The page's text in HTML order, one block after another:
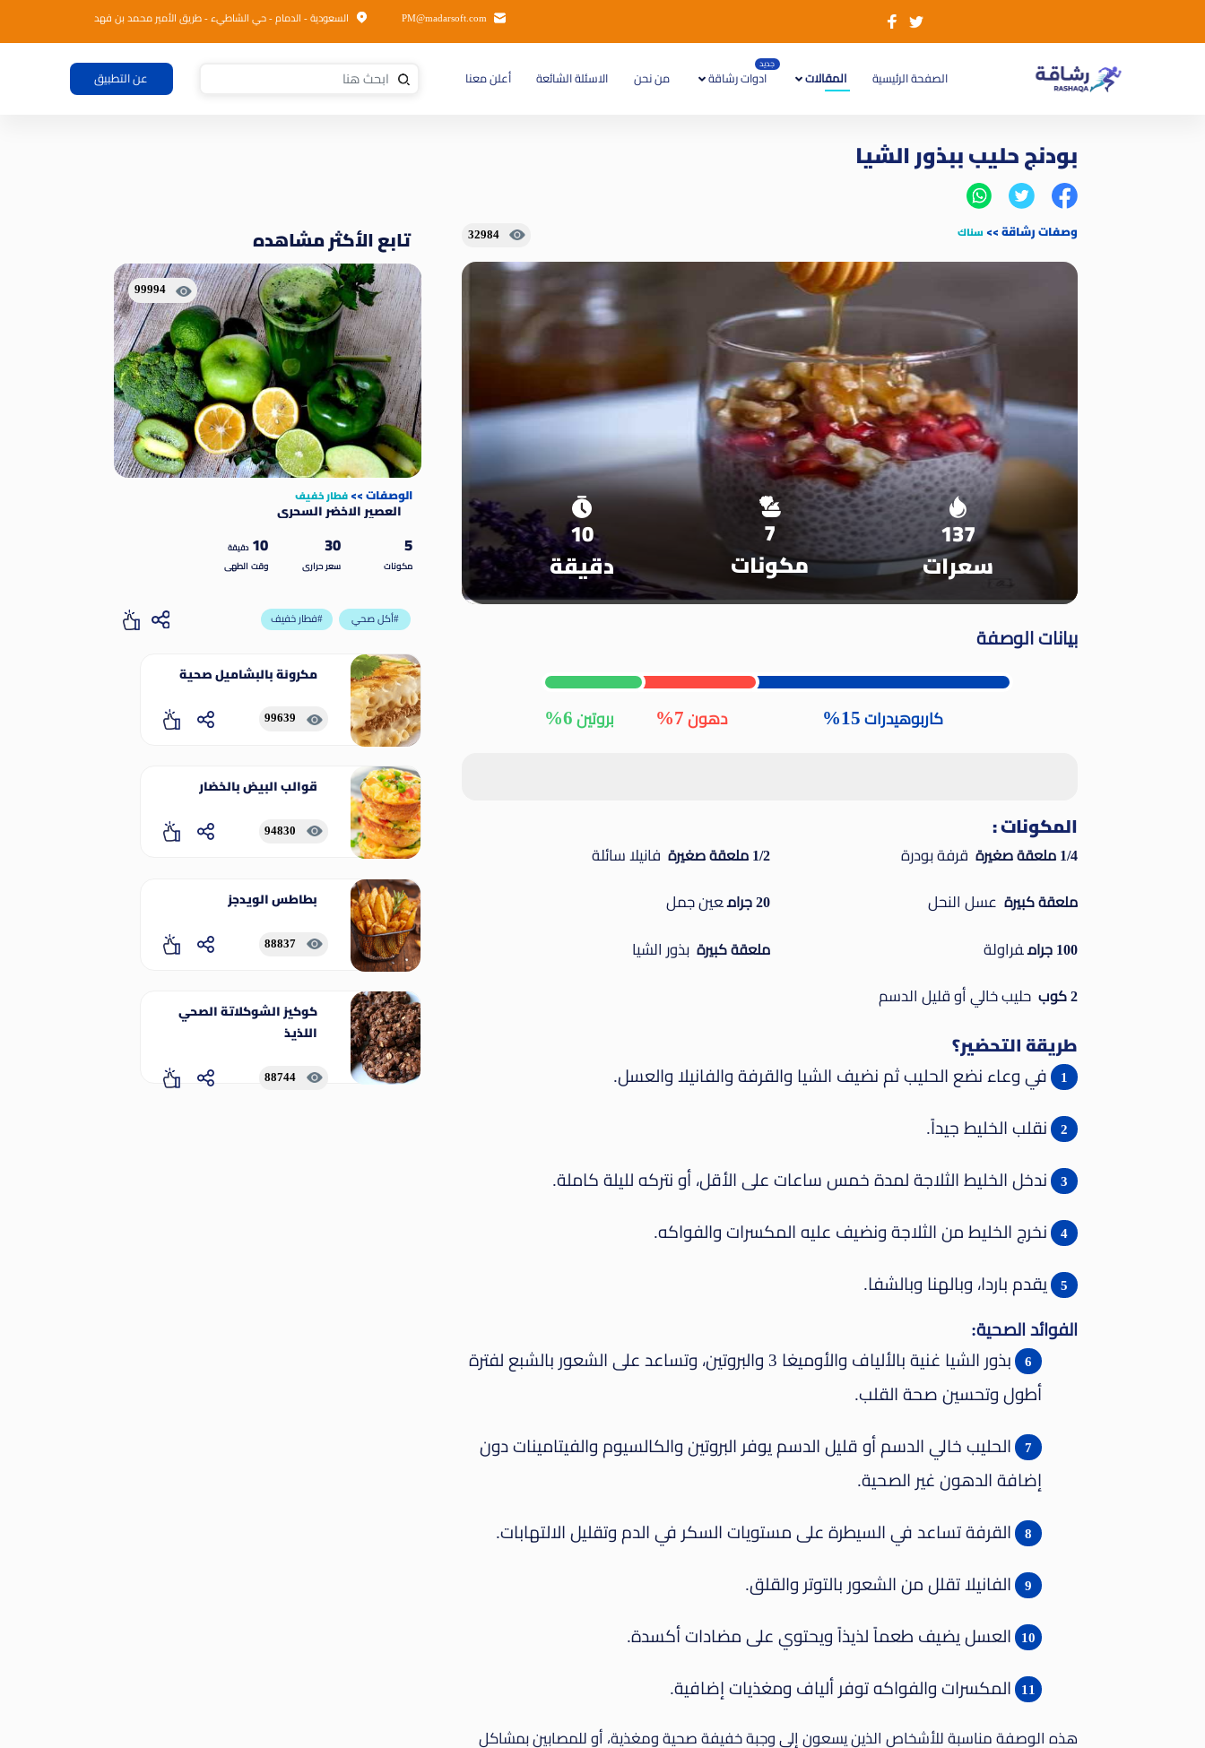
PM@madarsoft.com السعودية - الدمام - حي الشاطيء - طريق الأمير محمد بن فهد
الصفحة الرئيسية
(current) المقالات
جديد
ادوات رشاقة من نحن الاسئلة الشائعة أعلن معنا عن التطبيق
بودنج حليب ببذور الشيا
وصفات رشاقة>>سناك 32984
137
سعرات
7
مكونات
10
دقيقة
بيانات الوصفة
كاربوهيدرات 15% دهون 7% بروتين 6%
المكونات :
1/4 ملعقة صغيرة قرفة بودرة 1/2 ملعقة صغيرة فانيلا سائلة
ملعقة كبيرة عسل النحل 20 جرام عين جمل
100 جرام فراولة ملعقة كبيرة بذور الشيا
2 كوب حليب خالي أو قليل الدسم
طريقة التحضير؟
في وعاء نضع الحليب ثم نضيف الشيا والقرفة والفانيلا والعسل.
نقلب الخليط جيداً.
ندخل الخليط الثلاجة لمدة خمس ساعات على الأقل، أو نتركه لليلة كاملة.
نخرج الخليط من الثلاجة ونضيف عليه المكسرات والفواكه.
يقدم باردا، وبالهنا وبالشفا.
الفوائد الصحية:
بذور الشيا غنية بالألياف والأوميغا 3 والبروتين، وتساعد على الشعور بالشبع لفترة
أطول وتحسين صحة القلب.
الحليب خالي الدسم أو قليل الدسم يوفر البروتين والكالسيوم والفيتامينات دون
إضافة الدهون غير الصحية.
القرفة تساعد في السيطرة على مستويات السكر في الدم وتقليل الالتهابات.
الفانيلا تقلل من الشعور بالتوتر والقلق.
العسل يضيف طعماً لذيذاً ويحتوي على مضادات أكسدة.
المكسرات والفواكه توفر ألياف ومغذيات إضافية.
هذه الوصفة مناسبة للأشخاص الذين يسعون إلى وجبة خفيفة صحية ومغذية، أو للمصابين بمشاكل
تابع الأكثر مشاهده
99994
الوصفات>>فطار خفيف
العصير الاخضر السحري
5
مكونات
30
سعر حرارى
10 دقيقة
وقت الطهى
أكل صحي# فطار خفيف#
مكرونة بالبشاميل صحية
99639
قوالب البيض بالخضار
94830
بطاطس الويدجز
88837
كوكيز الشوكلاتة الصحي
اللذيذ
88744